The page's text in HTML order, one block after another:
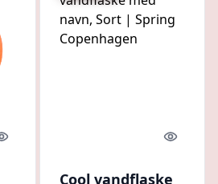
Quick look Quick
Cool vandflaske